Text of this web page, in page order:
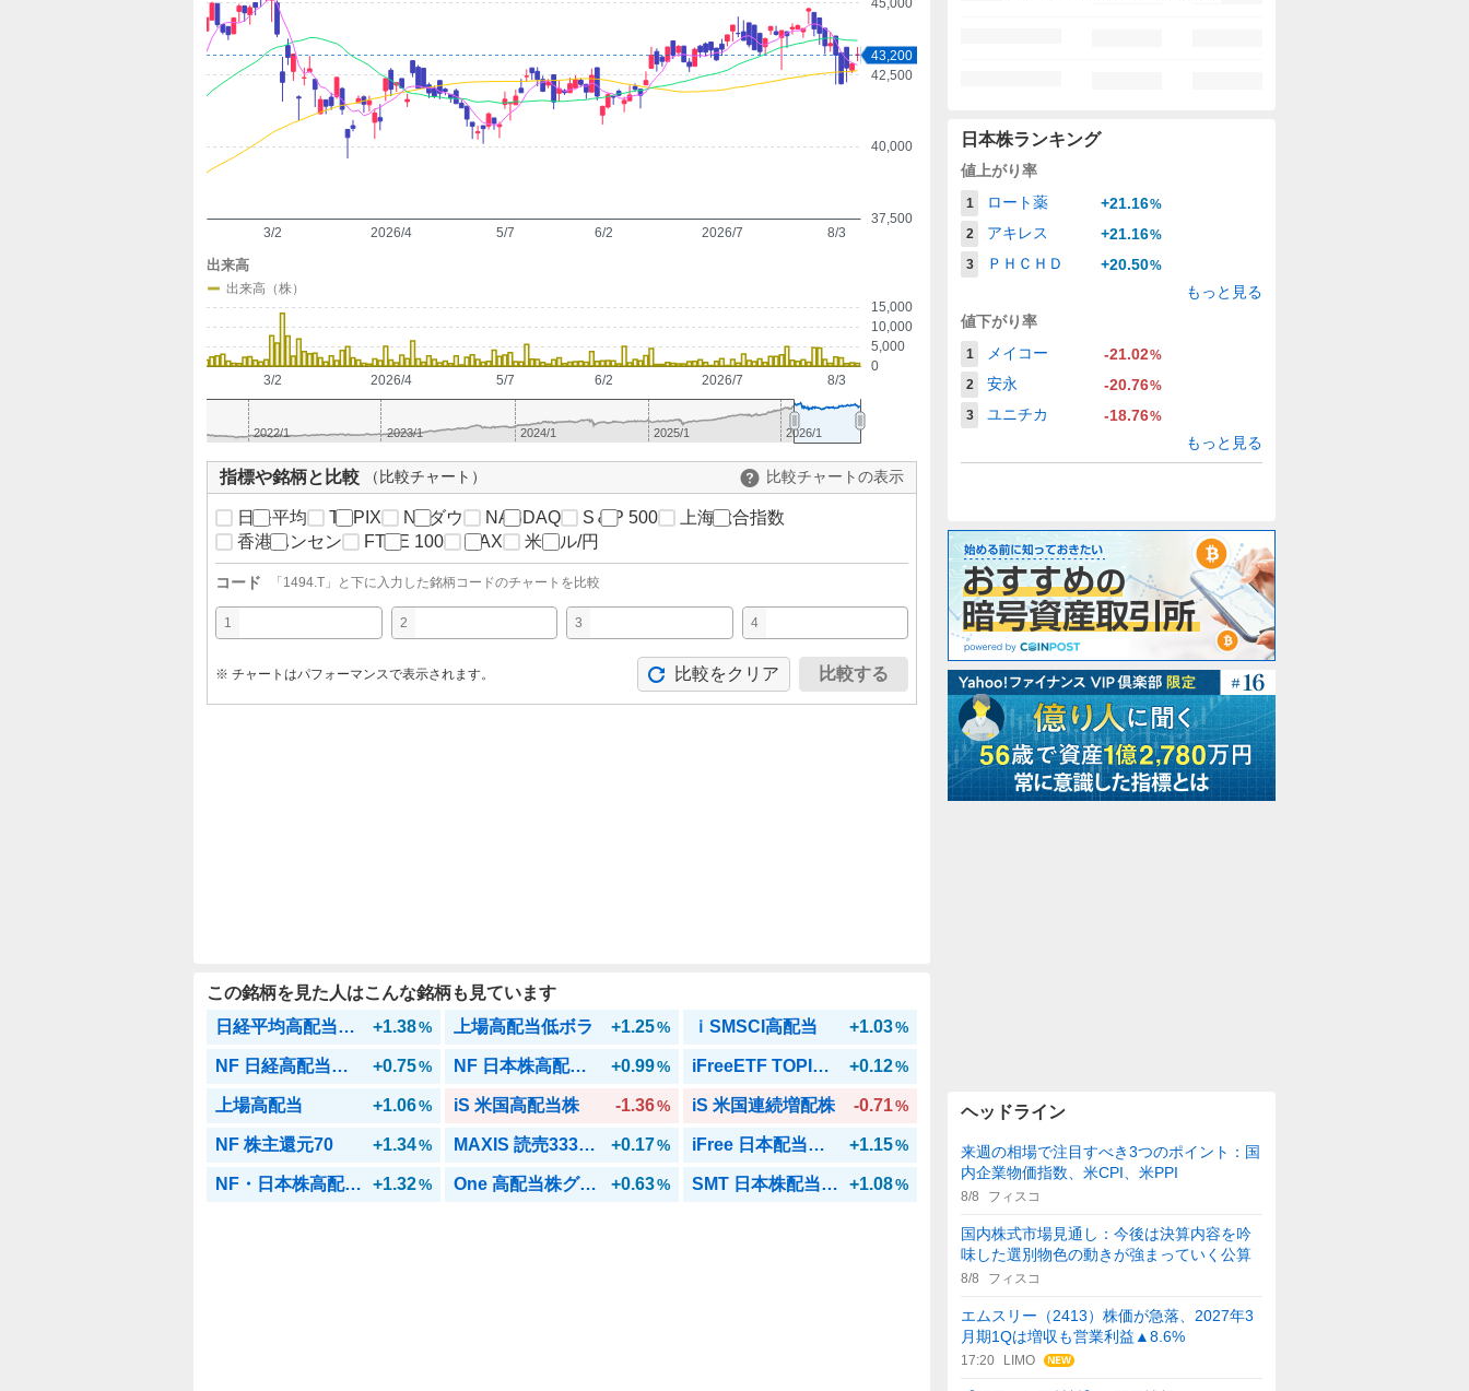
37,500
40,000
42,500
2026/4 2026/7
3/2 5/7 6/2 8/3
43,200
0
5,000
10,000
15,000
2026/4 2026/7
3/2 5/7 6/2 8/3
出来高
出来高（株）
2023/1 2025/1
2022/1 2024/1 2026/1
指標や銘柄と比較 （比較チャート） 比較チャートの表示
日経平均 TOPIX NYダウ NASDAQ S＆P 500
上海総合指数
香港ハンセン
FTSE 100 DAX 米ドル/円
コード 「 1494.T 」と下に入力した銘柄コードのチャートを比較
1 2 3 4
※ チャートはパフォーマンスで表示されます。 比較をクリア 比較する
この銘柄を見た人はこんな銘柄も見ています
日経平均高配当利回り株ファンド
+1.38% 上場高配当低ボラ +1.25% ｉSMSCI高配当 +1.03%
NF 日経高配当株50 +0.75% NF 日本株高配当70 +0.99% iFreeETF TOPIX40 +0.12%
上場高配当 +1.06% iS 米国高配当株 -1.36% iS 米国連続増配株 -0.71%
NF 株主還元70 +1.34% MAXIS 読売333日本株 +0.17% iFree 日本配当ローテ +1.15%
NF・日本株高配当CF50 +1.32% One 高配当株グロース +0.63% SMT 日本株配当貴族インデックス･オープン +1.08%
日本株ランキング
値上がり率
1 ロート薬 +21.16%
2
アキレス +21.16%
3
ＰＨＣＨＤ +20.50%
もっと見る
値下がり率
1 メイコー -21.02%
2
安永 -20.76%
3
ユニチカ -18.76%
もっと見る
ヘッドライン
来週の相場で注目すべき3つのポイント：国
内企業物価指数、米CPI、米PPI
8/8 フィスコ
国内株式市場見通し：今後は決算内容を吟
味した選別物色の動きが強まっていく公算
8/8 フィスコ
エムスリー（2413）株価が急落、2027年3
月期1Qは増収も営業利益▲8.6%
17:20 LIMO